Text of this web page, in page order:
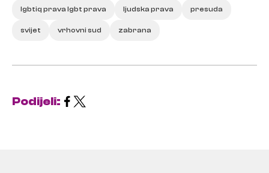
lgbtiq prava lgbt prava ljudska prava presuda
svijet vrhovni sud zabrana
Podijeli: